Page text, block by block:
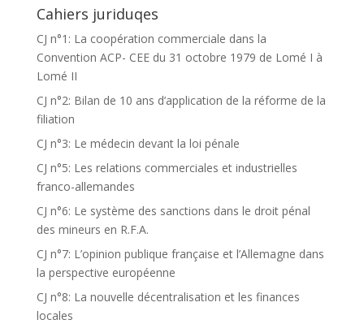
Cahiers juriduqes
CJ n°1: La coopération commerciale dans la
Convention ACP- CEE du 31 octobre 1979 de Lomé I à
Lomé II
CJ n°2: Bilan de 10 ans d’application de la réforme de la
filiation
CJ n°3: Le médecin devant la loi pénale
CJ n°5: Les relations commerciales et industrielles
franco-allemandes
CJ n°6: Le système des sanctions dans le droit pénal
des mineurs en R.F.A.
CJ n°7: L’opinion publique française et l’Allemagne dans
la perspective européenne
CJ n°8: La nouvelle décentralisation et les finances
locales